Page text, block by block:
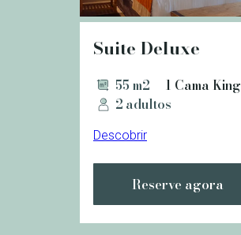
Suite Deluxe
55 m2
1 Cama King
2 adultos
Descobrir
Reserve agora